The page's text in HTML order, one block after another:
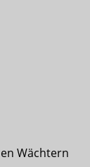
Wächtern